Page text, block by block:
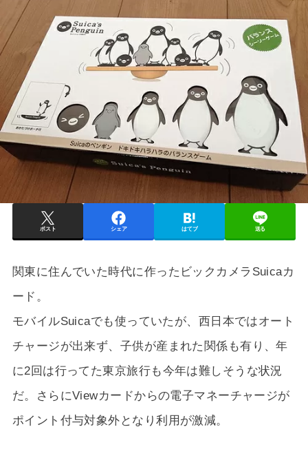
ポスト シェア はてブ 送る
関東に住んでいた時代に作ったビックカメラSuicaカ
ード。
モバイルSuicaでも使っていたが、西日本ではオート
チャージが出来ず、子供が産まれた関係も有り、年
に2回は行ってた東京旅行も今年は難しそうな状況
だ。さらにViewカードからの電子マネーチャージが
ポイント付与対象外となり利用が激減。